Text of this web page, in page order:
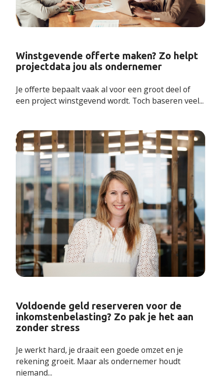
Winstgevende offerte maken? Zo helpt
projectdata jou als ondernemer
Je offerte bepaalt vaak al voor een groot deel of
een project winstgevend wordt. Toch baseren veel...
Voldoende geld reserveren voor de
inkomstenbelasting? Zo pak je het aan
zonder stress
Je werkt hard, je draait een goede omzet en je
rekening groeit. Maar als ondernemer houdt
niemand...